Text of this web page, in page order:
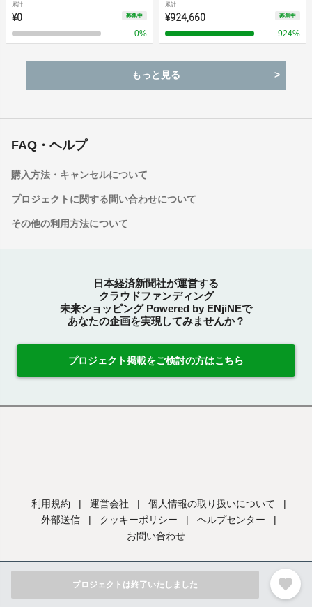
プロジェクトは終了いたしました favorite
累計
¥0 募集中
0%
累計
¥924,660 募集中
924%
もっと見る
FAQ・ヘルプ
購入方法・キャンセルについて
プロジェクトに関する問い合わせについて
その他の利用方法について
日本経済新聞社が運営する
クラウドファンディング
未来ショッピング Powered by ENjiNEで
あなたの企画を実現してみませんか？
プロジェクト掲載をご検討の方はこちら
利用規約 | 運営会社 | 個人情報の取り扱いについて
|
外部送信
| クッキーポリシー | ヘルプセンター
|
お問い合わせ
No reproduction without permission.